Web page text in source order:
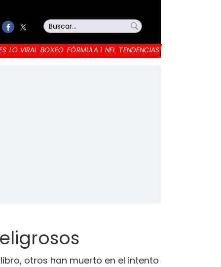
LO VIRAL BOXEO FÓRMULA 1 NFL TENDENCIAS
otros han muerto en el intento